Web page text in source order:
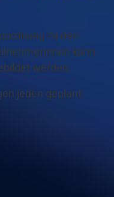
zu den
kann
werden.
jeden geplant.